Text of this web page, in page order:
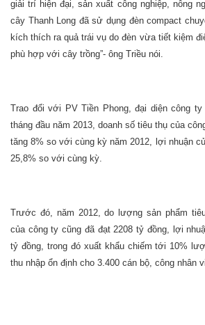
giải trí hiện đại, sản xuất công nghiệp, nông
cây Thanh Long đã sử dụng đèn compact
kích thích ra quả trái vụ do đèn vừa tiết kiệm
phù hợp với cây trồng”- ông Triều nói.
Trao đổi với PV Tiền Phong, đại diện công
tháng đầu năm 2013, doanh số tiêu thụ của
tăng 8% so với cùng kỳ năm 2012, lợi nhuận
25,8% so với cùng kỳ.
Trước đó, năm 2012, do lượng sản phẩm
của công ty cũng đã đạt 2208 tỷ đồng, lợi
tỷ đồng, trong đó xuất khẩu chiếm tới 10%
thu nhập ổn định cho 3.400 cán bộ, công nhân